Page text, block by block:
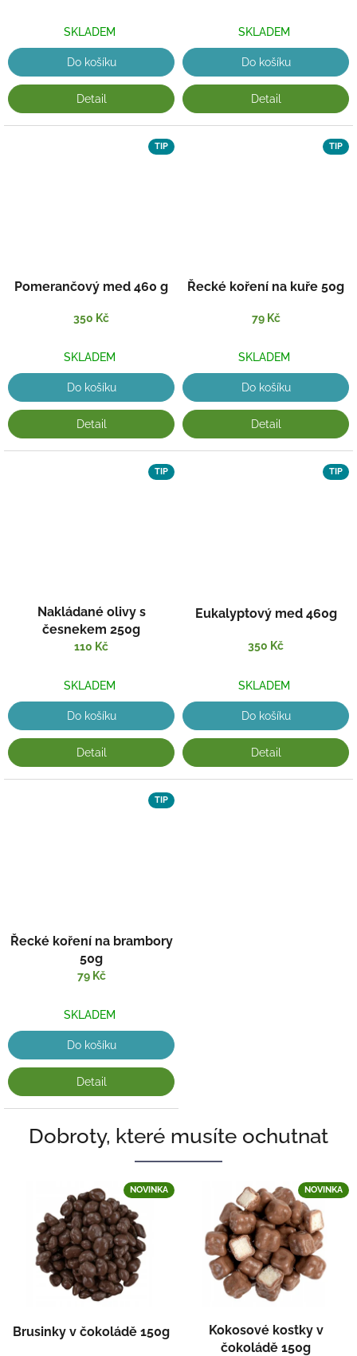
SKLADEM
Do košíku
Detail
SKLADEM
Do košíku
Detail
TIP
Pomerančový med 460 g
350 Kč
SKLADEM
Do košíku
Detail
TIP
Řecké koření na kuře 50g
79 Kč
SKLADEM
Do košíku
Detail
TIP
Nakládané olivy s
česnekem 250g
110 Kč
SKLADEM
Do košíku
Detail
TIP
Eukalyptový med 460g
350 Kč
SKLADEM
Do košíku
Detail
TIP
Řecké koření na brambory
50g
79 Kč
SKLADEM
Do košíku
Detail
Dobroty, které musíte ochutnat
NOVINKA
Brusinky v čokoládě 150g
NOVINKA
Kokosové kostky v
čokoládě 150g